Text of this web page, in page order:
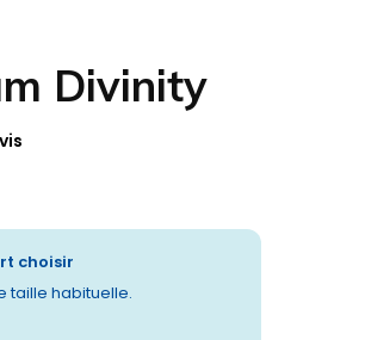
Divinity
choisir
taille habituelle.